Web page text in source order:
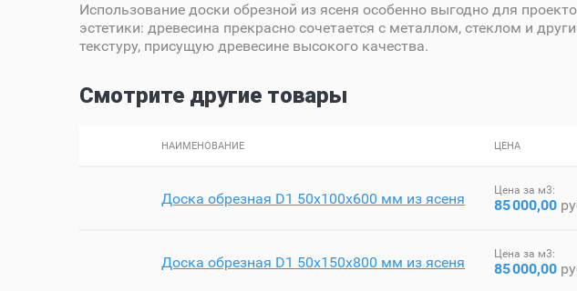
Использование доски обрезной из ясеня особенно выгодно для
эстетики: древесина прекрасно сочетается с металлом, стеклом и
текстуру, присущую древесине высокого качества.
Смотрите другие товары
НАИМЕНОВАНИЕ ЦЕНА
Доска обрезная D1 50х100х600 мм из ясеня Цена за м3:
85000,00
Доска обрезная D1 50х150х800 мм из ясеня Цена за м3:
85000,00